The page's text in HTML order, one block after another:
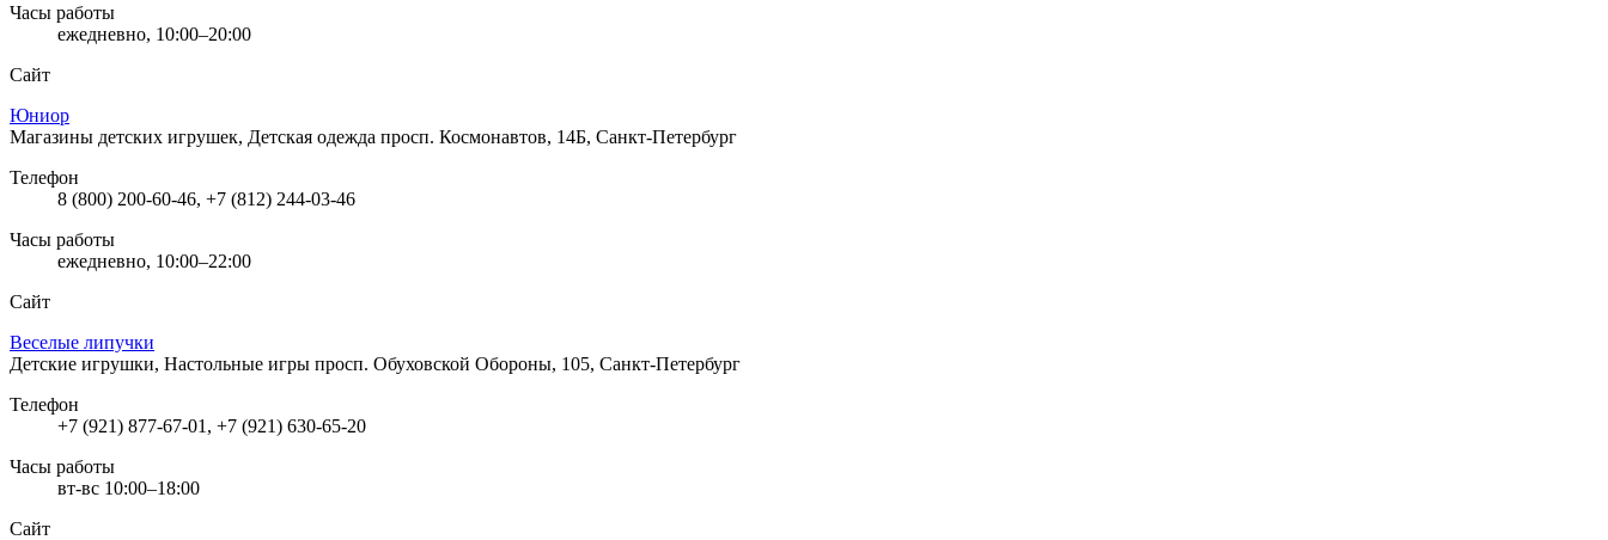
Часы работы
ежедневно, 10:00–20:00
Сайт
Юниор
Магазины детских игрушек, Детская одежда просп. Космонавтов, 14Б, Санкт-Петербург
Телефон
8 (800) 200-60-46, +7 (812) 244-03-46
Часы работы
ежедневно, 10:00–22:00
Сайт
Веселые липучки
Детские игрушки, Настольные игры просп. Обуховской Обороны, 105, Санкт-Петербург
Телефон
+7 (921) 877-67-01, +7 (921) 630-65-20
Часы работы
вт-вс 10:00–18:00
Сайт